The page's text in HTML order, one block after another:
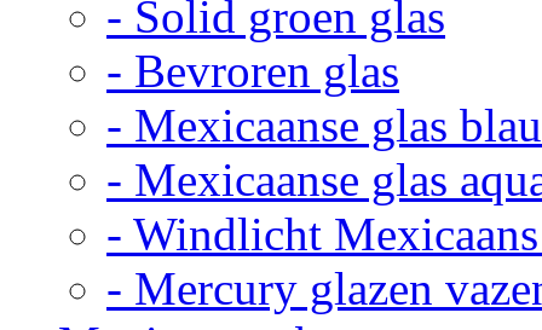
- Solid groen glas
- Bevroren glas
- Mexicaanse glas
- Mexicaanse glas
- Windlicht
- Mercury glazen